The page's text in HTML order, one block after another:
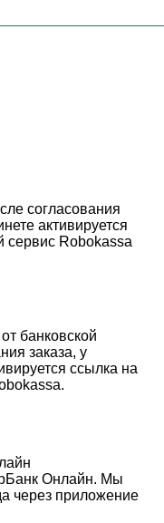
согласования
активируется
сервис Robokassa
банковской
заказа, у
ссылка на
Онлайн. Мы
через приложение